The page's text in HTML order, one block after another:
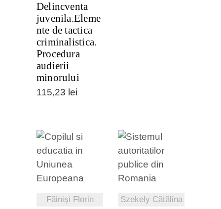
Delincventa
juvenila.Eleme
nte de tactica
criminalistica.
Procedura
audierii
minorului
115,23 lei
Făiniși Florin
DETALII
Szekely Cătălina
VEZI
DETALII